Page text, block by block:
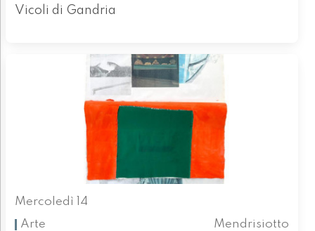
Vicoli di Gandria
Mercoledì 14
Arte
Mendrisiotto